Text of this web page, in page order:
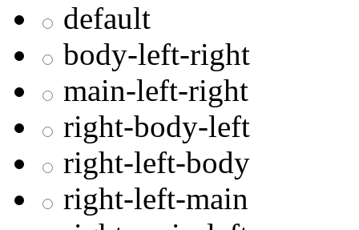
default
body-left-right
main-left-right
right-body-left
right-left-body
right-left-main